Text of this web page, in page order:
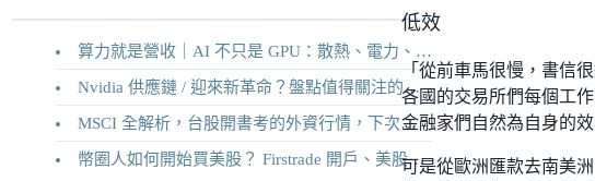
算力就是營收｜AI 不只是 GPU：散熱、電力、機械結構與台股供應鏈
Nvidia 供應鏈 / 迎來新革命？盤點值得關注的二十家供應鏈企業
MSCI 全解析，台股開書考的外資行情，下次調整你準備好了嗎？
幣圈人如何開始買美股？ Firstrade 開戶、美股交易機制完整教學
低效
「從前車馬很慢，書信
各國的交易所們每個工
金融家們自然為自身的
可是從歐洲匯款去南美